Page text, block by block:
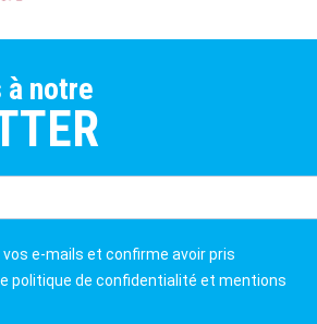
notre
e-mails et confirme avoir pris
politique de confidentialité et mentions